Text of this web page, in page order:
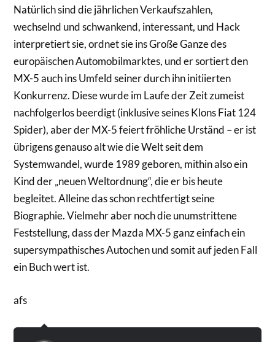
Natürlich sind die jährlichen Verkaufszahlen,
wechselnd und schwankend, interessant, und Hack
interpretiert sie, ordnet sie ins Große Ganze des
europäischen Automobilmarktes, und er sortiert den
MX-5 auch ins Umfeld seiner durch ihn initiierten
Konkurrenz. Diese wurde im Laufe der Zeit zumeist
nachfolgerlos beerdigt (inklusive seines Klons Fiat 124
Spider), aber der MX-5 feiert fröhliche Urständ – er ist
übrigens genauso alt wie die Welt seit dem
Systemwandel, wurde 1989 geboren, mithin also ein
Kind der „neuen Weltordnung“, die er bis heute
begleitet. Alleine das schon rechtfertigt seine
Biographie. Vielmehr aber noch die unumstrittene
Feststellung, dass der Mazda MX-5 ganz einfach ein
supersympathisches Autochen und somit auf jeden Fall
ein Buch wert ist.
afs